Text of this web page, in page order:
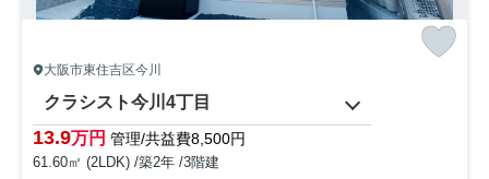
大阪市東住吉区今川
クラシスト今川4丁目
13.9万円 管理/共益費8,500円
61.60㎡ (2LDK) /築2年 /3階建